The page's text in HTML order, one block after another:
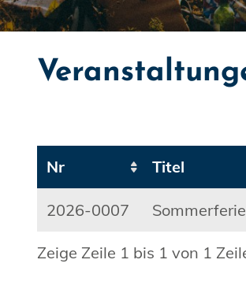
Nr Titel
2026-0007
Zeige Zeile 1 bis 1 von 1